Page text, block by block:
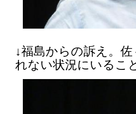
↓福島からの訴え。
れない状況にいるこ